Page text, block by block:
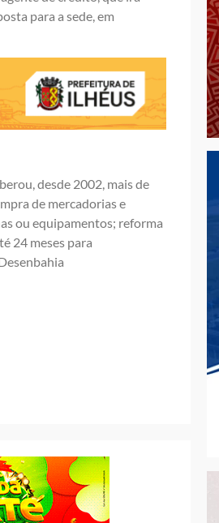
para a sede, em
desde 2002, mais de
de mercadorias e
ou equipamentos; reforma
24 meses para